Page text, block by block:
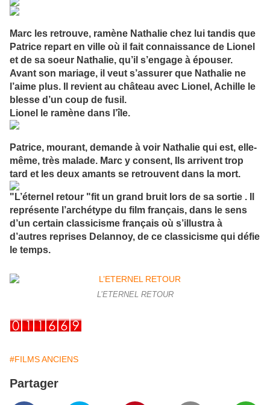
Marc les retrouve, ramène Nathalie chez lui tandis que
Patrice repart en ville où il fait connaissance de Lionel
et de sa soeur Nathalie, qu’il s’engage à épouser.
Avant son mariage, il veut s’assurer que Nathalie ne
l’aime plus. Il revient au château avec Lionel, Achille le
blesse d’un coup de fusil.
Lionel le ramène dans l’île.
Patrice, mourant, demande à voir Nathalie qui est, elle-
même, très malade. Marc y consent, Ils arrivent trop
tard et les deux amants se retrouvent dans la mort.
"L’éternel retour "fit un grand bruit lors de sa sortie . Il
représente l’archétype du film français, dans le sens
d’un certain classicisme français où s’illustra à
d’autres reprises Delannoy, de ce classicisme qui défie
le temps.
L’ETERNEL RETOUR
#FILMS ANCIENS
Partager